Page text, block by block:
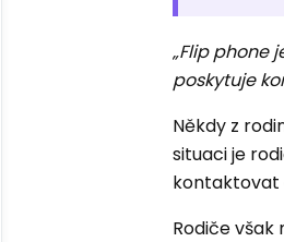
„Flip phone
poskytuje
Někdy z
situaci je
kontaktovat
Rodiče